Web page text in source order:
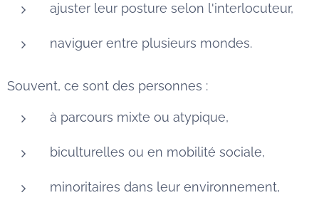
ajuster leur posture selon l'interlocuteur,
naviguer entre plusieurs mondes.
Souvent, ce sont des personnes :
à parcours mixte ou atypique,
biculturelles ou en mobilité sociale,
minoritaires dans leur environnement,